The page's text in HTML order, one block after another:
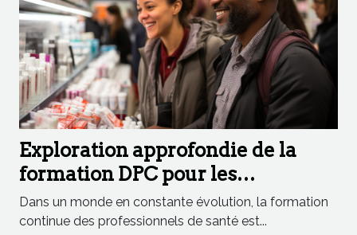
Exploration approfondie de la
formation DPC pour les
pharmaciens à la Santé
Académie
Dans un monde en constante évolution, la formation
continue des professionnels de santé est...